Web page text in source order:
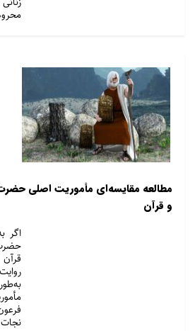
مطالعه مقایسه‌ای مأموریت اصلی
و قرآن
اگر
نجات